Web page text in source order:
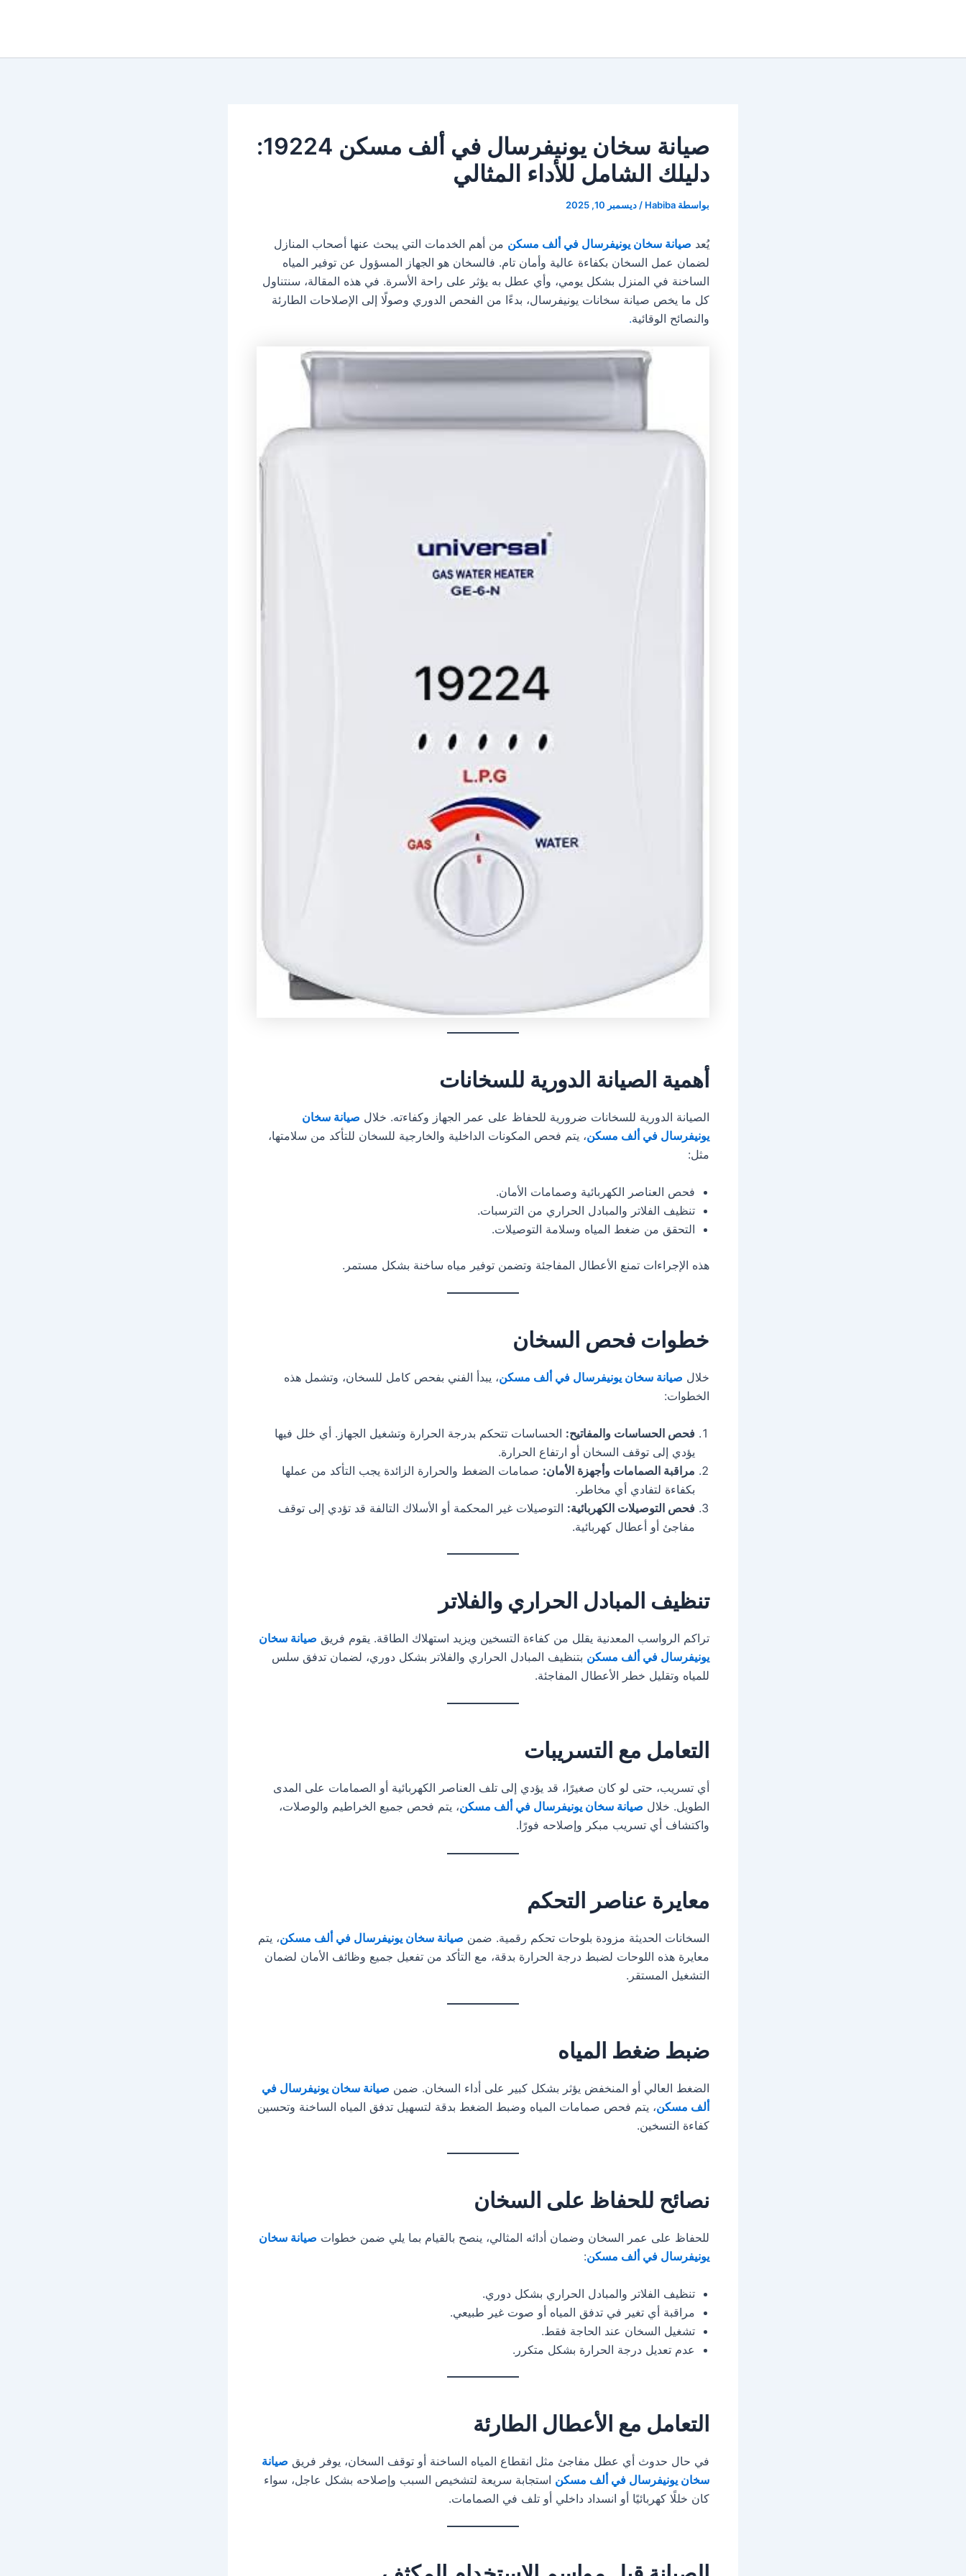
صيانة سخان يونيفرسال في ألف مسكن 19224:
دليلك الشامل للأداء المثالي
بواسطة Habiba
/ ديسمبر 10, 2025
يُعد صيانة سخان يونيفرسال في ألف مسكن من أهم الخدمات التي يبحث عنها أصحاب المنازل
لضمان عمل السخان بكفاءة عالية وأمان تام. فالسخان هو الجهاز المسؤول عن توفير المياه
الساخنة في المنزل بشكل يومي، وأي عطل به يؤثر على راحة الأسرة. في هذه المقالة، سنتناول
كل ما يخص صيانة سخانات يونيفرسال، بدءًا من الفحص الدوري وصولًا إلى الإصلاحات الطارئة
والنصائح الوقائية.
أهمية الصيانة الدورية للسخانات
الصيانة الدورية للسخانات ضرورية للحفاظ على عمر الجهاز وكفاءته. خلال صيانة سخان
يونيفرسال في ألف مسكن، يتم فحص المكونات الداخلية والخارجية للسخان للتأكد من سلامتها،
مثل:
فحص العناصر الكهربائية وصمامات الأمان.
تنظيف الفلاتر والمبادل الحراري من الترسبات.
التحقق من ضغط المياه وسلامة التوصيلات.
هذه الإجراءات تمنع الأعطال المفاجئة وتضمن توفير مياه ساخنة بشكل مستمر.
خطوات فحص السخان
خلال صيانة سخان يونيفرسال في ألف مسكن، يبدأ الفني بفحص كامل للسخان، وتشمل هذه
الخطوات:
فحص الحساسات والمفاتيح: الحساسات تتحكم بدرجة الحرارة وتشغيل الجهاز. أي خلل فيها
يؤدي إلى توقف السخان أو ارتفاع الحرارة.
مراقبة الصمامات وأجهزة الأمان: صمامات الضغط والحرارة الزائدة يجب التأكد من عملها
بكفاءة لتفادي أي مخاطر.
فحص التوصيلات الكهربائية: التوصيلات غير المحكمة أو الأسلاك التالفة قد تؤدي إلى توقف
مفاجئ أو أعطال كهربائية.
تنظيف المبادل الحراري والفلاتر
تراكم الرواسب المعدنية يقلل من كفاءة التسخين ويزيد استهلاك الطاقة. يقوم فريق صيانة سخان
يونيفرسال في ألف مسكن بتنظيف المبادل الحراري والفلاتر بشكل دوري، لضمان تدفق سلس
للمياه وتقليل خطر الأعطال المفاجئة.
التعامل مع التسريبات
أي تسريب، حتى لو كان صغيرًا، قد يؤدي إلى تلف العناصر الكهربائية أو الصمامات على المدى
الطويل. خلال صيانة سخان يونيفرسال في ألف مسكن، يتم فحص جميع الخراطيم والوصلات،
واكتشاف أي تسريب مبكر وإصلاحه فورًا.
معايرة عناصر التحكم
السخانات الحديثة مزودة بلوحات تحكم رقمية. ضمن صيانة سخان يونيفرسال في ألف مسكن، يتم
معايرة هذه اللوحات لضبط درجة الحرارة بدقة، مع التأكد من تفعيل جميع وظائف الأمان لضمان
التشغيل المستقر.
ضبط ضغط المياه
الضغط العالي أو المنخفض يؤثر بشكل كبير على أداء السخان. ضمن صيانة سخان يونيفرسال في
ألف مسكن، يتم فحص صمامات المياه وضبط الضغط بدقة لتسهيل تدفق المياه الساخنة وتحسين
كفاءة التسخين.
نصائح للحفاظ على السخان
للحفاظ على عمر السخان وضمان أدائه المثالي، ينصح بالقيام بما يلي ضمن خطوات صيانة سخان
يونيفرسال في ألف مسكن:
تنظيف الفلاتر والمبادل الحراري بشكل دوري.
مراقبة أي تغير في تدفق المياه أو صوت غير طبيعي.
تشغيل السخان عند الحاجة فقط.
عدم تعديل درجة الحرارة بشكل متكرر.
التعامل مع الأعطال الطارئة
في حال حدوث أي عطل مفاجئ مثل انقطاع المياه الساخنة أو توقف السخان، يوفر فريق صيانة
سخان يونيفرسال في ألف مسكن استجابة سريعة لتشخيص السبب وإصلاحه بشكل عاجل، سواء
كان خللًا كهربائيًا أو انسداد داخلي أو تلف في الصمامات.